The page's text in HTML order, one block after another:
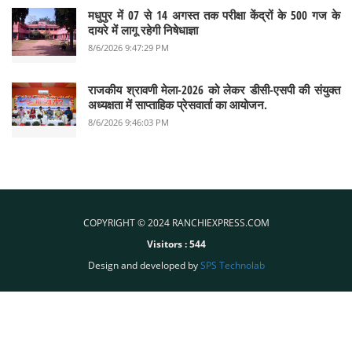
मधुपुर में 07 से 14 अगस्त तक परीक्षा केंद्रों के 500 गज के
दायरे में लागू रहेगी निषेधाज्ञा
8/6/2026 9:47:29 PM
राजकीय श्रावणी मेला-2026 को लेकर डीसी-एसपी की संयुक्त
अध्यक्षता में साप्ताहिक प्रेसवार्ता का आयोजन.
8/6/2026 9:46:03 PM
COPYRIGHT © 2024 RANCHIEXPRESS.COM
Visitors : 544
Design and developed bySPS Technolab